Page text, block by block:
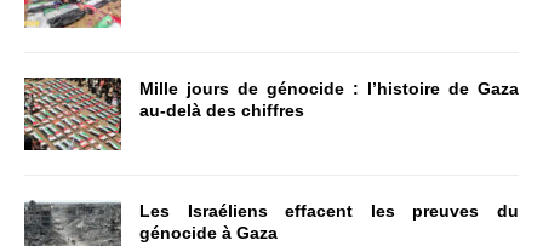
Mille jours de génocide : l’histoire de Gaza
au-delà des chiffres
Les Israéliens effacent les preuves du
génocide à Gaza